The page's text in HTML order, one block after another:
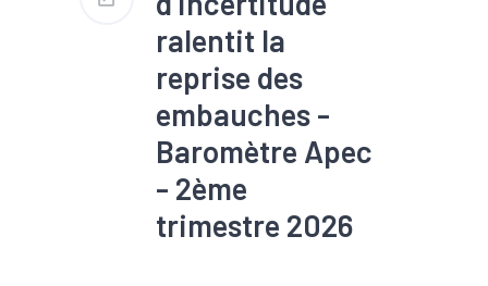
ralentit la
reprise des
embauches -
Baromètre Apec
- 2ème
trimestre 2026